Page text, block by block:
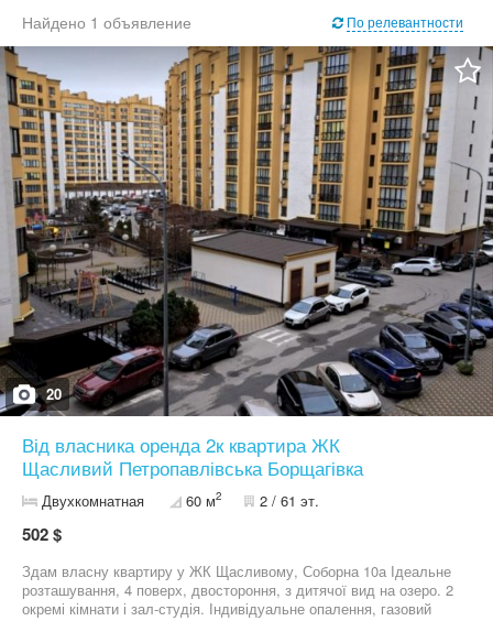
Найдено 1 объявление По релевантности
20
Від власника оренда 2к квартира ЖК
Щасливий Петропавлівська Борщагівка
Двухкомнатная 60 м2 2 / 61 эт.
502 $
Здам власну квартиру у ЖК Щасливому, Соборна 10а Ідеальне
розташування, 4 поверх, двостороння, з дитячої вид на озеро. 2
окремі кімнати і зал-студія. Індивідуальне опалення, газовий